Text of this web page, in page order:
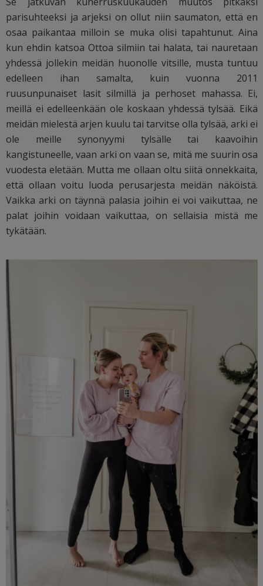
parisuhteeksi ja arjeksi on ollut niin saumaton, että en
osaa paikantaa milloin se muka olisi tapahtunut. Aina
kun ehdin katsoa Ottoa silmiin tai halata, tai nauretaan
yhdessä jollekin meidän huonolle vitsille, musta tuntuu
edelleen ihan samalta, kuin vuonna 2011
ruusunpunaiset lasit silmillä ja perhoset mahassa. Ei,
meillä ei edelleenkään ole koskaan yhdessä tylsää. Eikä
meidän mielestä arjen kuulu tai tarvitse olla tylsää, arki ei
ole meille synonyymi tylsälle tai kaavoihin
kangistuneelle, vaan arki on vaan se, mitä me suurin osa
vuodesta eletään. Mutta me ollaan oltu siitä onnekkaita,
että ollaan voitu luoda perusarjesta meidän näköistä.
Vaikka arki on täynnä palasia joihin ei voi vaikuttaa, ne
palat joihin voidaan vaikuttaa, on sellaisia mistä me
tykätään.